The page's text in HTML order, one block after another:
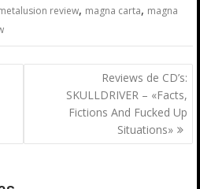
review, magna carta, magna
Reviews de CD’s:
SKULLDRIVER – «Facts,
Fictions And Fucked Up
Situations»